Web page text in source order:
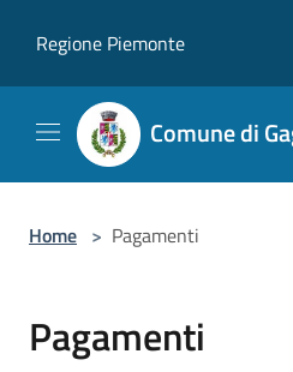
Regione Piemonte
Comune di
Home > Pagamenti
Pagamenti